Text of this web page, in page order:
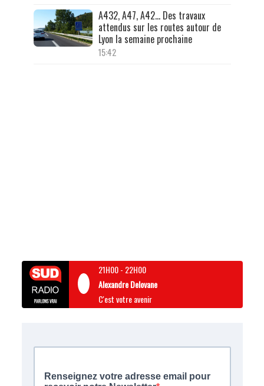
A432, A47, A42… Des travaux
attendus sur les routes autour de
Lyon la semaine prochaine
15:42
21H00- 22H00
Alexandre Delovane
C'est votre avenir